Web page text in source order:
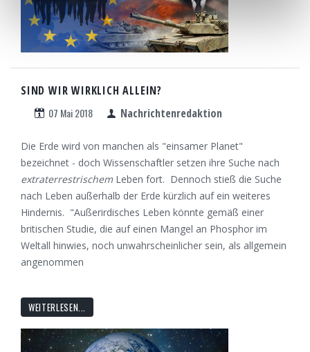
SIND WIR WIRKLICH ALLEIN?
07 Mai 2018 Nachrichtenredaktion
Die Erde wird von manchen als "einsamer Planet"
bezeichnet - doch Wissenschaftler setzen ihre Suche nach
extraterrestrischem Leben fort. Dennoch stieß die Suche
nach Leben außerhalb der Erde kürzlich auf ein weiteres
Hindernis. "Außerirdisches Leben könnte gemäß einer
britischen Studie, die auf einen Mangel an Phosphor im
Weltall hinwies, noch unwahrscheinlicher sein, als allgemein
angenommen
WEITERLESEN...